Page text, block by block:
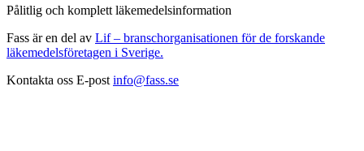
Pålitlig och komplett läkemedelsinformation
Fass är en del av Lif – branschorganisationen för de forskande
läkemedelsföretagen i Sverige.
Kontakta oss E-post info@fass.se